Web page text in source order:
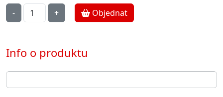
Objednat
Info o produktu